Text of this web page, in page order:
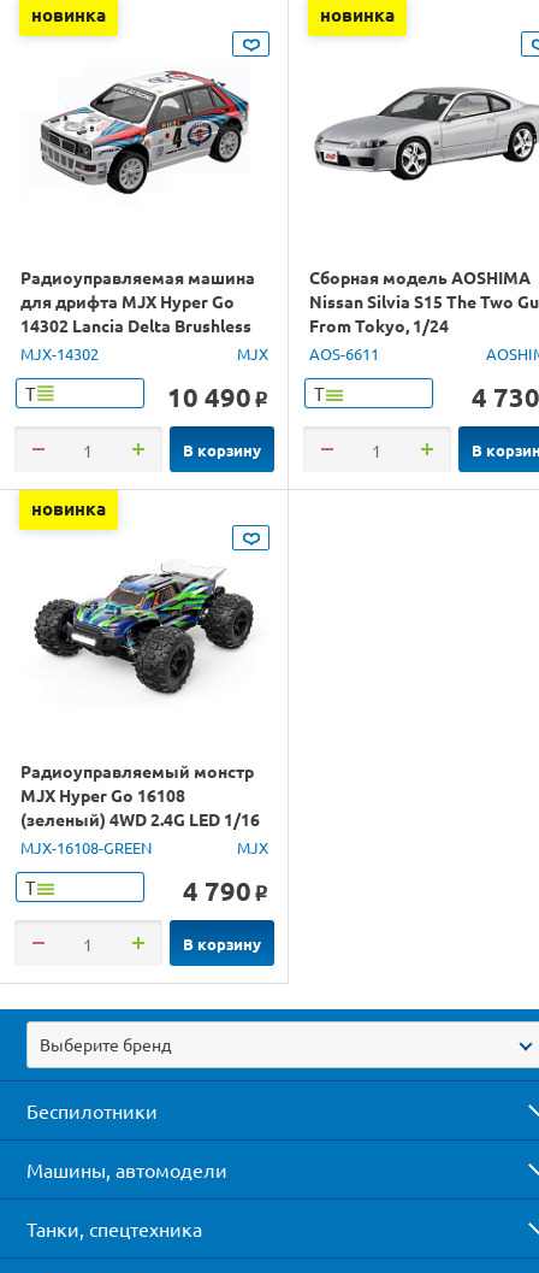
новинка
Радиоуправляемая машина
для дрифта MJX Hyper Go
14302 Lancia Delta Brushless
4WD 2.4G LED 1/14 RTR
MJX-14302 MJX
Т 10 490 o
В корзину
новинка
Сборная модель AOSHIMA
Nissan Silvia S15 The Two
From Tokyo, 1/24
AOS-6611
Т 4 730
В
новинка
Радиоуправляемый монстр
MJX Hyper Go 16108
(зеленый) 4WD 2.4G LED 1/16
RTR
MJX-16108-GREEN MJX
Т 4 790 o
В корзину
Выберите бренд
Беспилотники
Машины, автомодели
Танки, спецтехника